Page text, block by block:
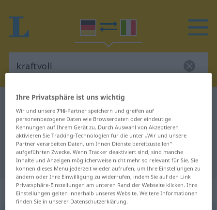
Deutsch-Italienisch Wörterbuch
Deutsch-Italienisch Übersetzung
für "kraftvoll"
"kraftvoll" Italienisch Übersetzung
„kraftvoll“: Adjektiv
Ihre Privatsphäre ist uns wichtig
Wir und unsere716-Partner speichern und greifen auf
personenbezogene Daten wie Browserdaten oder eindeutige
Kennungen auf Ihrem Gerät zu. Durch Auswahl von Akzeptieren
aktivieren Sie Tracking-Technologien für die unter „Wir und unsere
Partner verarbeiten Daten, um Ihnen Dienste bereitzustellen“
aufgeführten Zwecke. Wenn Tracker deaktiviert sind, sind manche
Inhalte und Anzeigen möglicherweise nicht mehr so relevant für Sie. Sie
können dieses Menü jederzeit wieder aufrufen, um Ihre Einstellungen zu
ändern oder Ihre Einwilligung zu widerrufen, indem Sie auf den Link
Privatsphäre-Einstellungen am unteren Rand der Webseite klicken. Ihre
Einstellungen gelten innerhalb unseres Website. Weitere Informationen
finden Sie in unserer Datenschutzerklärung.